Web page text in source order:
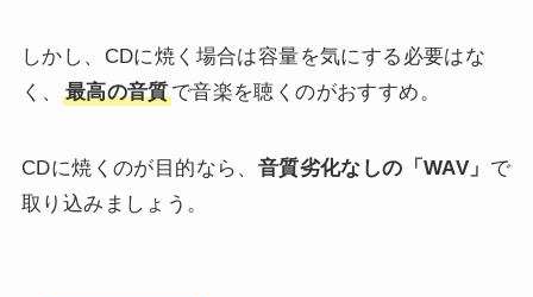
しかし、CDに焼く場合は容量を気にする必要はな
く、
最高の音質で音楽を聴くのがおすすめ。
CDに焼くのが目的なら、 音質劣化なしの「WAV」 で
取り込みましょう。